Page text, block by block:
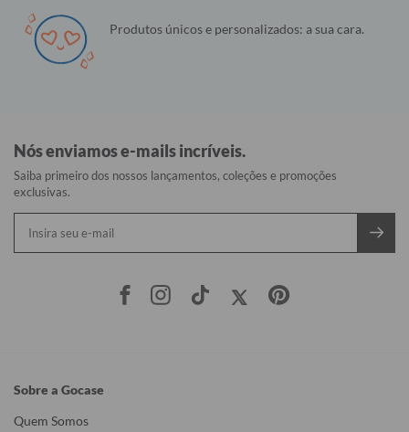
Produtos únicos e personalizados: a sua cara.
Nós enviamos e-mails incríveis.
Saiba primeiro dos nossos lançamentos, coleções e promoções
exclusivas.
Sobre a Gocase
Quem Somos